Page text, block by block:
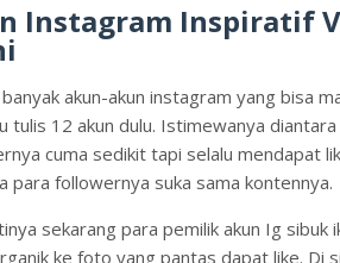
Instagram Inspiratif
akun-akun instagram yang bisa
tulis 12 akun dulu. Istimewanya
cuma sedikit tapi selalu mendapat
para followernya suka sama kontennya.
sekarang para pemilik akun Ig sibuk
ke foto yang pantas dapat like. Di